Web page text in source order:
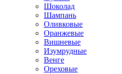
Шоколад
Шампань
Оливковые
Оранжевые
Вишневые
Изумрудные
Венге
Ореховые